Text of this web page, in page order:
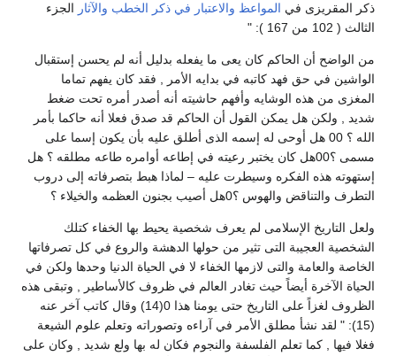
ذكر المقريزى في المواعظ والاعتبار في ذكر الخطب والآثار الجزء
الثالث ( 102 من 167 ): "
من الواضح أن الحاكم كان يعى ما يفعله بدليل أنه لم يحسن إستقبال
الواشين في حق فهد كاتبه في بدايه الأمر , فقد كان يفهم تماما
المغزى من هذه الوشايه وأفهم حاشيته أنه أصدر أمره تحت ضغط
شديد , ولكن هل يمكن القول أن الحاكم قد صدق فعلا أنه حاكما بأمر
الله ؟ 00 هل أوحى له إسمه الذى أطلق عليه بأن يكون إسما على
مسمى ؟00هل كان يختبر رعيته في إطاعه أوامره طاعه مطلقه ؟ هل
إستهوته هذه الفكره وسيطرت عليه – لماذا هبط بتصرفاته إلى دروب
التطرف والتناقض والهوس ؟0هل أصيب بجنون العظمه والخيلاء ؟
ولعل التاريخ الإسلامى لم يعرف شخصية يحيط بها الخفاء كتلك
الشخصية العجيبة التى تثير من حولها الدهشة والروع في كل تصرفاتها
الخاصة والعامة والتى لازمها الخفاء لا في الحياة الدنيا وحدها ولكن في
الحياة الآخرة أيضاً حيث تغادر العالم في ظروف كالأساطير , وتبقى هذه
الظروف لغزاً على التاريخ حتى يومنا هذا 0(14) وقال كاتب آخر عنه
(15): " لقد نشأ مطلق الأمر في آراءه وتصوراته وتعلم علوم الشيعة
فغلا فيها , كما تعلم الفلسفة والنجوم فكان له بها ولع شديد , وكان على